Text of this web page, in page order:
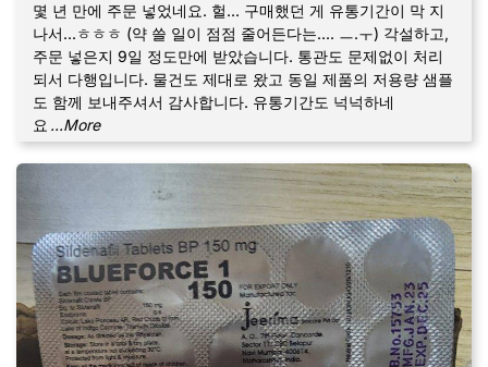
몇 년 만에 주문 넣었네요. 헐... 구매했던 게 유통기간이 막 지
나서...ㅎㅎㅎ (약 쓸 일이 점점 줄어든다는.... ㅡ.ㅜ) 각설하고,
주문 넣은지 9일 정도만에 받았습니다. 통관도 문제없이 처리
되서 다행입니다. 물건도 제대로 왔고 동일 제품의 저용량 샘플
도 함께 보내주셔서 감사합니다. 유통기간도 넉넉하네
요 ...More